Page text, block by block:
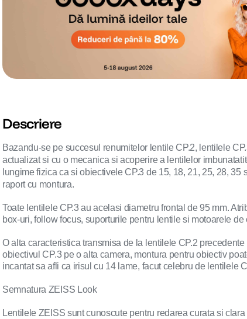
Descriere
Bazandu-se pe succesul renumitelor lentile CP.2, lentilele
actualizat si cu o mecanica si acoperire a lentilelor
lungime fizica ca si obiectivele CP.3 de 15, 18, 21, 25, 28,
raport cu montura.
Toate lentilele CP.3 au acelasi diametru frontal de 95 mm.
box-uri, follow focus, suporturile pentru lentile si motoarele de
O alta caracteristica transmisa de la lentilele CP.2
obiectivul CP.3 pe o alta camera, montura pentru obiectiv
incantat sa afli ca irisul cu 14 lame, facut celebru de lentilele
Semnatura ZEISS Look
Lentilele ZEISS sunt cunoscute pentru redarea curata si